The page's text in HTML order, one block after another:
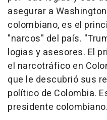
asegurar a
colombiano, es el
"narcos" del país.
logias y asesores. El
el narcotráfico en
que le descubrió sus
político de Colombia.
presidente colombiano.